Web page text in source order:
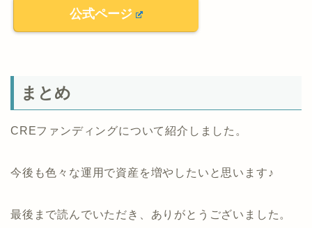
公式ページ
まとめ
CREファンディングについて紹介しました。
今後も色々な運用で資産を増やしたいと思います♪
最後まで読んでいただき、ありがとうございました。